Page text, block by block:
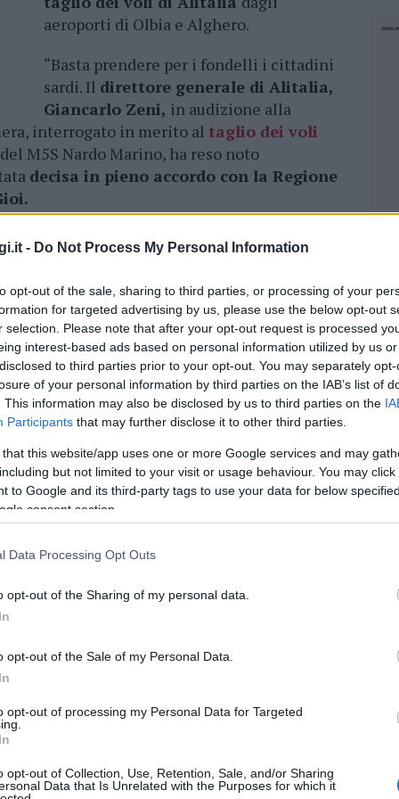
- Do Not Process My Personal Information
opt-out of the sale, sharing to third parties, or processing of your
for targeted advertising by us, please use the below opt-out
selection. Please note that after your opt-out request is processed
interest-based ads based on personal information utilized by us
to third parties prior to your opt-out. You may separately
of your personal information by third parties on the IAB’s list of
This information may also be disclosed by us to third parties on the
Participants that may further disclose it to other third parties.
that this website/app uses one or more Google services and may
but not limited to your visit or usage behaviour. You may
to Google and its third-party tags to use your data for below
consent section.
Data Processing Opt Outs
opt-out of the Sharing of my personal data.
opt-out of the Sale of my Personal Data.
opt-out of processing my Personal Data for Targeted
opt-out of Collection, Use, Retention, Sale, and/or Sharing
Data that Is Unrelated with the Purposes for which it
aeroporti di Olbia e Alghero.
“Basta prendere per i fondelli i cittadini
sardi. Il direttore generale di Alitalia,
Giancarlo Zeni, in audizione alla
interrogato in merito al taglio dei voli
M5S Nardo Marino, ha reso noto
decisa in pieno accordo con la Regione
platealmente l’assessore regionale ai
fa, quando ormai i buoi erano scappati,
di monitoraggio , che ha il compito di
servizio, nella consapevolezza che la
suo consenso”.
ancora una volta dimuoversi a tentoni
ideadel disegno presente e futuro del
dichiarato di aver giàpresentato
durante il ponte festivo di inizio
ma – sottolinea Li Gioi – questo è soltanto
In quanto sappiamo benissimo che ildiritto
soltanto a Pasqua, Natale e
significa permettere ai lavoratori, agli
bisognosi di cure, a tutta la popolazione
in Sardegna in giornata, e viceversa.
l’arco della giornata, e non imporre
sta accadendo”.
la riduzione dei voli avrebbe comportato gravi
ma ha
si avvicina pericolosamente il 31 gennaio,
ha concluso il consigliere.